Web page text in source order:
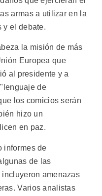
armas a utilizar en la
y el debate.
la misión de más
Europea que
al presidente y a
de
los comicios serán
hizo un
en paz.
informes de
de las
amenazas
Varios analistas